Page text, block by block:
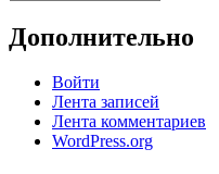
Дополнительно
Войти
Лента записей
Лента комментариев
WordPress.org